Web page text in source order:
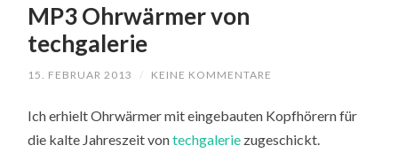
MP3 Ohrwärmer von
techgalerie
15. FEBRUAR 2013 / KEINE KOMMENTARE
Ich erhielt Ohrwärmer mit eingebauten Kopfhörern für
die kalte Jahreszeit vontechgalerie zugeschickt.